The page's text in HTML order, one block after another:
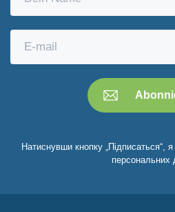
Натиснувши кнопку „Підписаться“,
персональних